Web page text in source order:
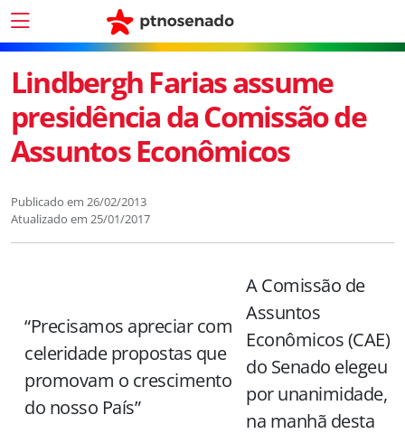
Lindbergh Farias assume
presidência da Comissão de
Assuntos Econômicos
Publicado em 26/02/2013
Atualizado em 25/01/2017
“Precisamos apreciar com
celeridade propostas que
promovam o crescimento
do nosso País”
A Comissão de
Assuntos
Econômicos (CAE)
do Senado elegeu
por unanimidade,
na manhã desta